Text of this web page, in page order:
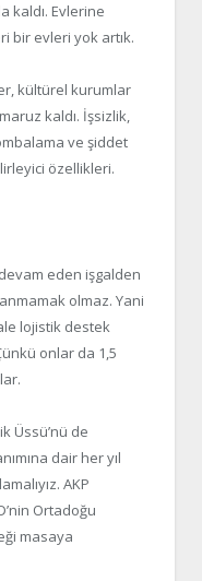
kaldı. Evlerine
bir evleri yok artık.
kültürel kurumlar
kaldı. İşsizlik,
ve şiddet
özellikleri.
eden işgalden
olmaz. Yani
lojistik destek
onlar da 1,5
Üssü’nü de
dair her yıl
AKP
Ortadoğu
masaya